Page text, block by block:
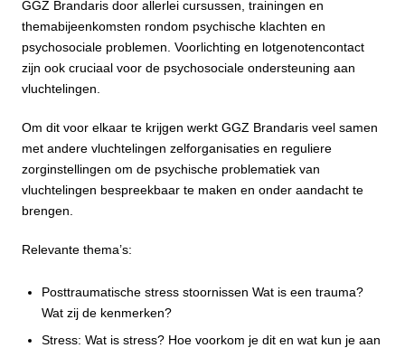
GGZ Brandaris door allerlei cursussen, trainingen en
themabijeenkomsten rondom psychische klachten en
psychosociale problemen. Voorlichting en lotgenotencontact
zijn ook cruciaal voor de psychosociale ondersteuning aan
vluchtelingen.
Om dit voor elkaar te krijgen werkt GGZ Brandaris veel samen
met andere vluchtelingen zelforganisaties en reguliere
zorginstellingen om de psychische problematiek van
vluchtelingen bespreekbaar te maken en onder aandacht te
brengen.
Relevante thema’s:
Posttraumatische stress stoornissen Wat is een trauma?
Wat zij de kenmerken?
Stress: Wat is stress? Hoe voorkom je dit en wat kun je aan